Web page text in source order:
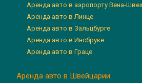
Аренда авто в аэропорту Вена-
Аренда авто в Линце
Аренда авто в Зальцбурге
Аренда авто в Инсбруке
Аренда авто в Граце
Аренда авто в Швейцарии